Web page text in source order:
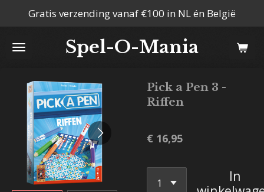
naar
hoofdinhoud
Spel-O-Mania
Gratis verzending vanaf €100 in NL én België
Pick a Pen 3 -
Riffen
€ 16,95
In